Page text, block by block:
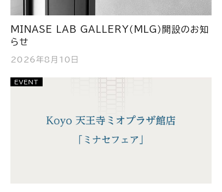
MINASE LAB GALLERY（MLG）開設のお知
らせ
2026年8月10日
EVENT